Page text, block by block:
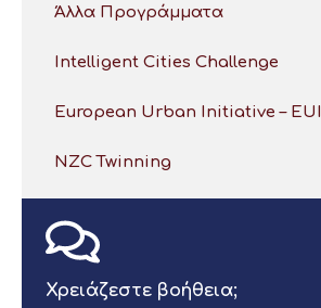
Άλλα Προγράμματα
Intelligent Cities Challenge
European Urban Initiative – EUI
NZC Twinning
Χρειάζεστε βοήθεια;